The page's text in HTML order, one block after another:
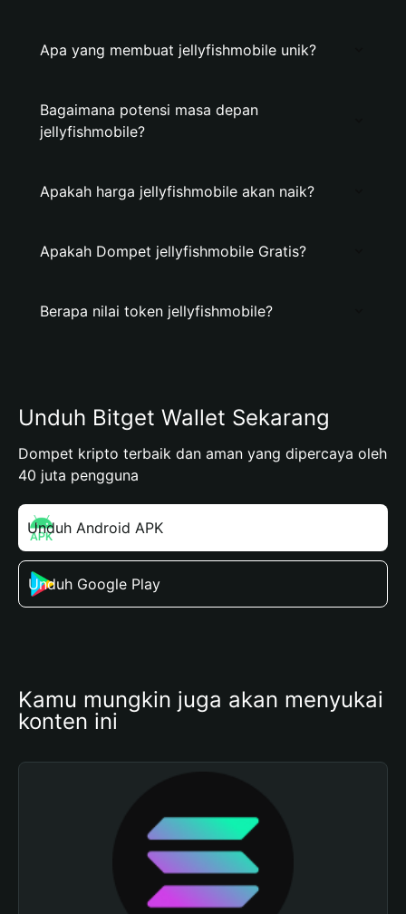
Apa yang membuat jellyfishmobile unik?
Bagaimana potensi masa depan
jellyfishmobile?
Apakah harga jellyfishmobile akan naik?
Apakah Dompet jellyfishmobile Gratis?
Berapa nilai token jellyfishmobile?
Unduh Bitget Wallet Sekarang
Dompet kripto terbaik dan aman yang dipercaya oleh
40 juta pengguna
Unduh Android APK
Unduh Google Play
Kamu mungkin juga akan menyukai
konten ini